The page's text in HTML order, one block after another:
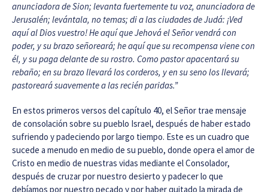
anunciadora de Sion; levanta fuertemente tu voz, anunciadora de
Jerusalén; levántala, no temas; di a las ciudades de Judá: ¡Ved
aquí al Dios vuestro! He aquí que Jehová el Señor vendrá con
poder, y su brazo señoreará; he aquí que su recompensa viene con
él, y su paga delante de su rostro. Como pastor apacentará su
rebaño; en su brazo llevará los corderos, y en su seno los llevará;
pastoreará suavemente a las recién paridas.”
En estos primeros versos del capítulo 40, el Señor trae mensaje
de consolación sobre su pueblo Israel, después de haber estado
sufriendo y padeciendo por largo tiempo. Este es un cuadro que
sucede a menudo en medio de su pueblo, donde opera el amor de
Cristo en medio de nuestras vidas mediante el Consolador,
después de cruzar por nuestro desierto y padecer lo que
debíamos por nuestro pecado y por haber quitado la mirada de